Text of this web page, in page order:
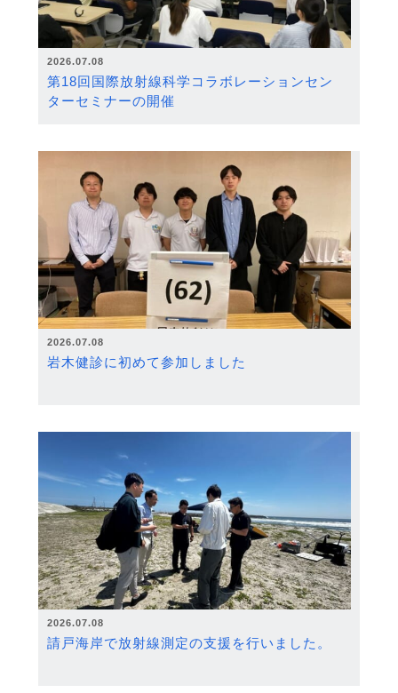
2026.07.08
第18回国際放射線科学コラボレーションセン
ターセミナーの開催
2026.07.08
岩木健診に初めて参加しました
2026.07.08
請戸海岸で放射線測定の支援を行いました。